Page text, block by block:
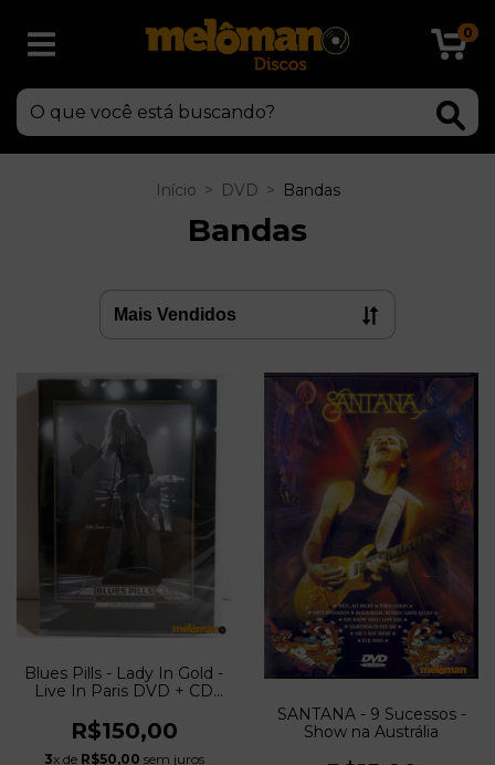
0
Início > DVD > Bandas
Bandas
Blues Pills - Lady In Gold -
Live In Paris DVD + CD
R$150,00
3x de R$50,00 sem juros
SANTANA - 9 Sucessos -
Show na Austrália